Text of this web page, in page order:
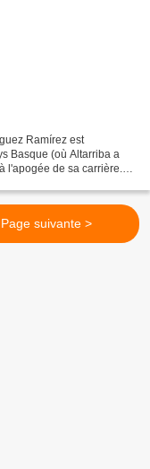
Ramírez est
Basque (où Altarriba a
l'apogée de sa carrière.
Page suivante >